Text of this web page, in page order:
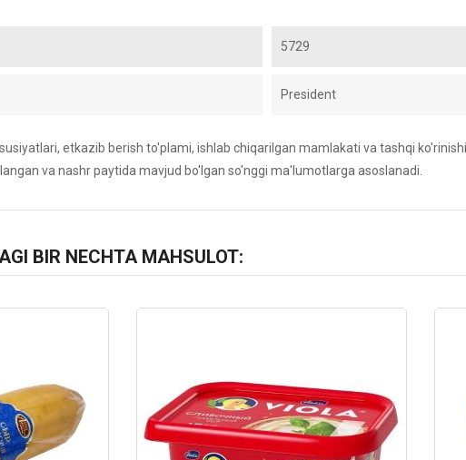
5729
President
etkazib berish to'plami, ishlab chiqarilgan mamlakati va tashqi
va nashr paytida mavjud bo'lgan so'nggi ma'lumotlarga asoslanadi.
BIR NECHTA MAHSULOT: